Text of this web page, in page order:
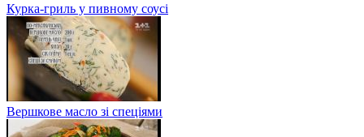
Курка-гриль у пивному соусі
Вершкове масло зі спеціями